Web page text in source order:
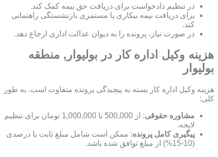
در تنظیم دادخواست برای دریافت حق بیمه کمک کند.
برای دریافت بیمه بیکاری یا مستمری بازنشستگی راهنمایی
کند.
در صورت نیاز، پرونده را به دیوان عدالت اداری ارجاع دهد.
هزینه وکیل اداره کار در بولیوار, منطقه
بولیوار
هزینه وکیل اداره کار بسته به پیچیدگی پرونده متفاوت است. به طور
کلی:
مشاوره حقوقی
: از 500,000 تا 1,000,000 تومان برای تنظیم
لایحه.
پیگیری کامل پرونده: ممکن است شامل مبلغ ثابت یا درصدی
(10-15%) از مبلغ توافق شده باشد.